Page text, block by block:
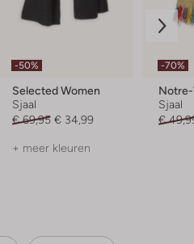
-50%
Selected Women
Sjaal
€ 69,95 € 34,99
+ meer kleuren
-70%
Sjaal
€